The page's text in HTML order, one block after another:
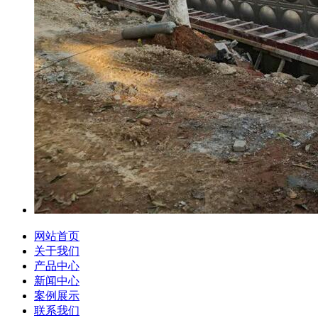
网站首页
关于我们
产品中心
新闻中心
案例展示
联系我们